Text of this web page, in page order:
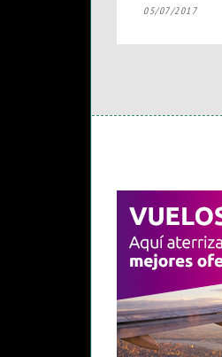
05/07/2017